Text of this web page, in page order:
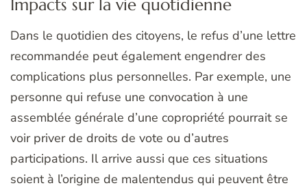
Impacts sur la vie quotidienne
Dans le quotidien des citoyens, le refus d’une lettre
recommandée peut également engendrer des
complications plus personnelles. Par exemple, une
personne qui refuse une convocation à une
assemblée générale d’une copropriété pourrait se
voir priver de droits de vote ou d’autres
participations. Il arrive aussi que ces situations
soient à l’origine de malentendus qui peuvent être